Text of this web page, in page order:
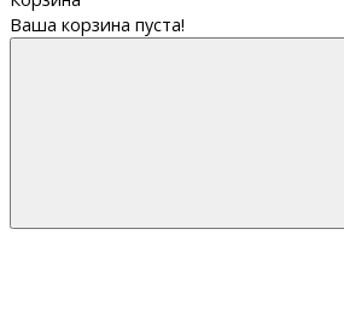
Ваша корзина пуста!